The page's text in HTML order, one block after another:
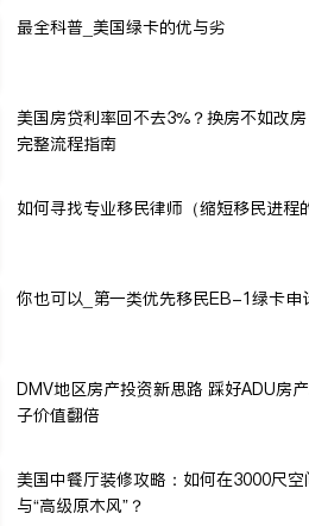
最全科普_美国绿卡的优与劣
美国房贷利率回不去3%？换房不如改
完整流程指南
如何寻找专业移民律师（缩短移民进程
你也可以_第一类优先移民EB-1绿卡申
DMV地区房产投资新思路 踩好ADU房
子价值翻倍
美国中餐厅装修攻略：如何在3000尺空
与“高级原木风”？